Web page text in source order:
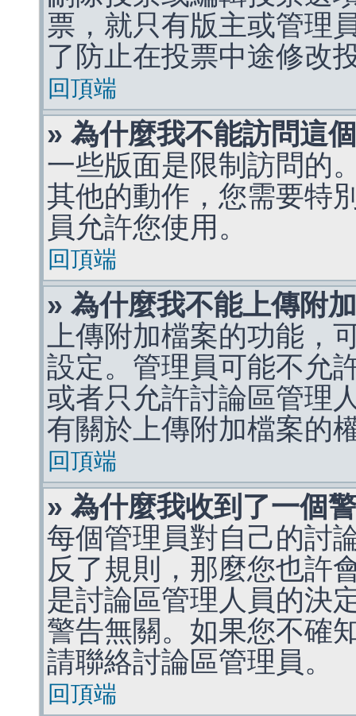
票，就只有版主或管理
了防止在投票中途修改
回頂端
» 為什麼我不能訪問這
一些版面是限制訪問的
其他的動作，您需要特
員允許您使用。
回頂端
» 為什麼我不能上傳附
上傳附加檔案的功能，
設定。管理員可能不允
或者只允許討論區管理
有關於上傳附加檔案的
回頂端
» 為什麼我收到了一個
每個管理員對自己的討
反了規則，那麼您也許
是討論區管理人員的決
警告無關。如果您不確
請聯絡討論區管理員。
回頂端